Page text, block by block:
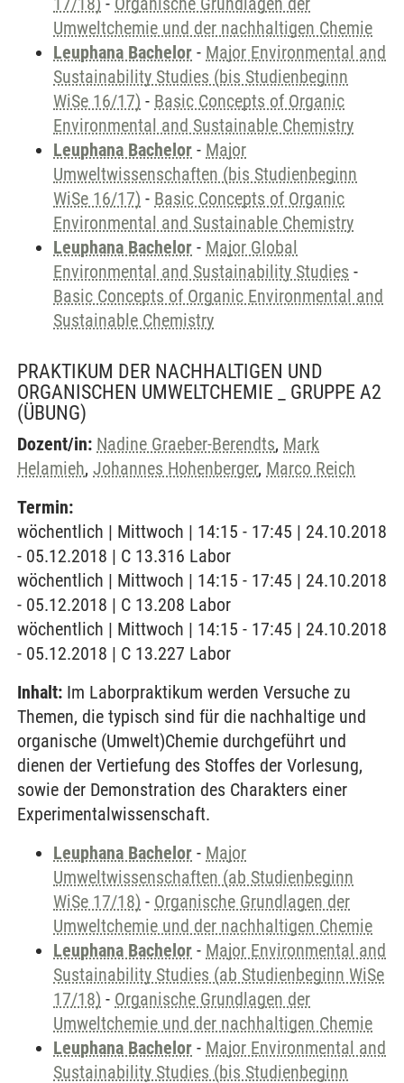
Umweltchemie und der nachhaltigen Chemie
Leuphana Bachelor - Major Environmental and
Sustainability Studies (bis Studienbeginn
WiSe 16/17) - Basic Concepts of Organic
Environmental and Sustainable Chemistry
Leuphana Bachelor - Major
Umweltwissenschaften (bis Studienbeginn
WiSe 16/17) - Basic Concepts of Organic
Environmental and Sustainable Chemistry
Leuphana Bachelor - Major Global
Environmental and Sustainability Studies -
Basic Concepts of Organic Environmental and
Sustainable Chemistry
PRAKTIKUM DER NACHHALTIGEN UND
ORGANISCHEN UMWELTCHEMIE _ GRUPPE A2
(ÜBUNG)
Dozent/in: Nadine Graeber-Berendts, Mark
Helamieh, Johannes Hohenberger, Marco Reich
Termin:
wöchentlich | Mittwoch | 14:15 - 17:45 | 24.10.2018
- 05.12.2018 | C 13.316 Labor
wöchentlich | Mittwoch | 14:15 - 17:45 | 24.10.2018
- 05.12.2018 | C 13.208 Labor
wöchentlich | Mittwoch | 14:15 - 17:45 | 24.10.2018
- 05.12.2018 | C 13.227 Labor
Inhalt: Im Laborpraktikum werden Versuche zu
Themen, die typisch sind für die nachhaltige und
organische (Umwelt)Chemie durchgeführt und
dienen der Vertiefung des Stoffes der Vorlesung,
sowie der Demonstration des Charakters einer
Experimentalwissenschaft.
Leuphana Bachelor - Major
Umweltwissenschaften (ab Studienbeginn
WiSe 17/18) - Organische Grundlagen der
Umweltchemie und der nachhaltigen Chemie
Leuphana Bachelor - Major Environmental and
Sustainability Studies (ab Studienbeginn WiSe
17/18) - Organische Grundlagen der
Umweltchemie und der nachhaltigen Chemie
Leuphana Bachelor - Major Environmental and
Sustainability Studies (bis Studienbeginn